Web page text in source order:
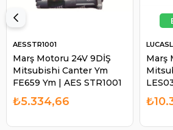
Marş Motoru 24V 9DİŞ
Mitsubishi Canter Ym
FE659 Ym | AES STR1001
AESSTR1001
₺5.334,66
Marş